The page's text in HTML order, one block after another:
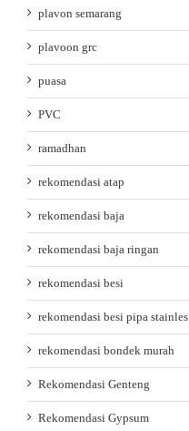
plavon semarang
plavoon grc
puasa
PVC
ramadhan
rekomendasi atap
rekomendasi baja
rekomendasi baja ringan
rekomendasi besi
rekomendasi besi pipa stainles
rekomendasi bondek murah
Rekomendasi Genteng
Rekomendasi Gypsum